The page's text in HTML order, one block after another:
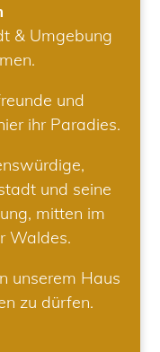
& Umgebung
und
ihr Paradies.
und seine
mitten im
Waldes.
unserem Haus
zu dürfen.